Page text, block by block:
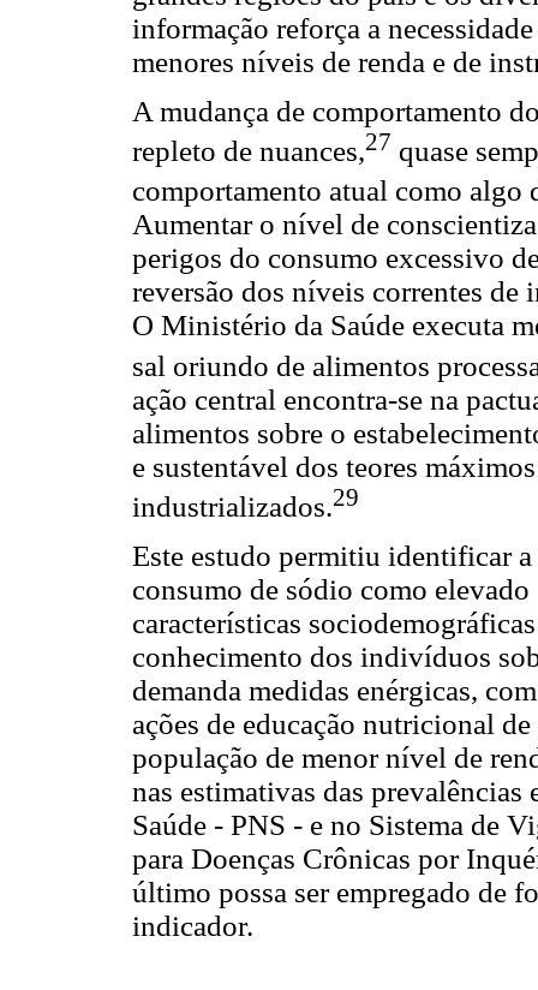
informação reforça a
menores níveis de renda e de
A mudança de comportamento
repleto de nuances,27 quase
comportamento atual como
Aumentar o nível de
perigos do consumo excessivo
reversão dos níveis correntes de
O Ministério da Saúde executa
sal oriundo de alimentos
ação central encontra-se na
alimentos sobre o
e sustentável dos teores
industrializados.29
Este estudo permitiu identificar
consumo de sódio como
características
conhecimento dos indivíduos
demanda medidas enérgicas,
ações de educação nutricional
população de menor nível de
nas estimativas das prevalências
Saúde - PNS - e no Sistema de
para Doenças Crônicas por
último possa ser empregado de
indicador.